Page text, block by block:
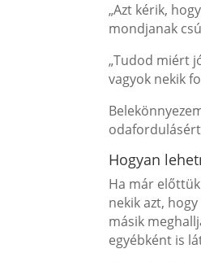
„Azt kérik,
mondjanak
„Tudod miért
vagyok nekik
Hogyan
Ha már
nekik azt,
másik
egyébként is